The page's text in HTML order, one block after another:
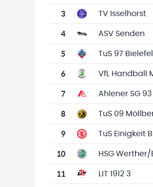
3 TV Isselhorst
4 ASV Senden
5 TuS 97
6 VfL Handball
7 Ahlener SG 93
8 TuS 09
9 TuS Einigkeit
10 HSG
11 LIT 1912 3